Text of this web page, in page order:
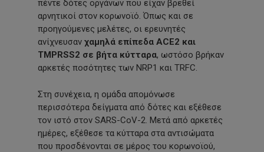
πέντε δότες οργάνων που είχαν βρεθεί
αρνητικοί στον κορωνοϊό. Όπως και σε
προηγούμενες μελέτες, οι ερευνητές
ανίχνευσαν χαμηλά επίπεδα ACE2 και
TMPRSS2 σε βήτα κύτταρα, ωστόσο βρήκαν
αρκετές ποσότητες των NRP1 και TRFC.
Στη συνέχεια, η ομάδα απομόνωσε
περισσότερα δείγματα από δότες και εξέθεσε
τον ιστό στον SARS-CoV-2. Μετά από αρκετές
ημέρες, εξέθεσε τα κύτταρα στα αντισώματα
που προσδένονται σε μέρος του κορωνοϊού,